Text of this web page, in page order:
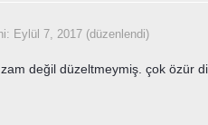
Eylül 7, 2017(düzenlendi)
değil düzeltmeymiş. çok özür